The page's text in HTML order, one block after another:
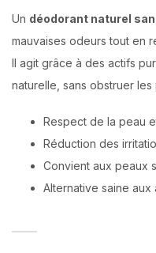
Un déodorant naturel
mauvaises odeurs tout en
Il agit grâce à des actifs
naturelle, sans obstruer les
Respect de la peau
Réduction des
Convient aux peaux
Alternative saine aux